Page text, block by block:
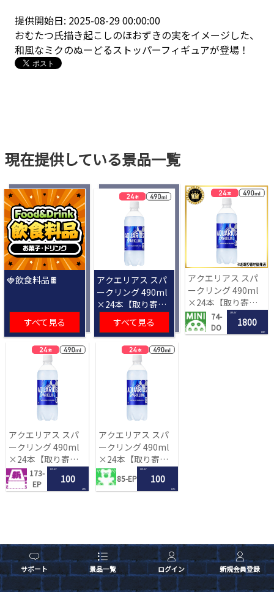
サポート 景品一覧 ログイン 新規会員登録
提供開始日: 2025-08-29 00:00:00
おむたつ氏描き起こしのほおずきの実をイメージした、
和風なミクのぬーどるストッパーフィギュアが登場！
現在提供している景品一覧
🍓飲食料品🍫
すべて見る
アクエリアス スパ
ークリング 490ml
×24本【取り寄せ
入荷後次第発送】
すべて見る
アクエリアス スパ
ークリング 490ml
×24本【取り寄せ
入荷後次第発送】
74-
DO
1 PLAY
1800
LRC
アクエリアス スパ
ークリング 490ml
×24本【取り寄せ
入荷後次第発送】
173-
EP
1 PLAY
100
LRC
アクエリアス スパ
ークリング 490ml
×24本【取り寄せ
入荷後次第発送】
85-EP
1 PLAY
100
LRC